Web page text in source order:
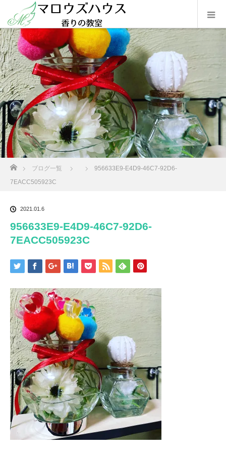
ブログ一覧
956633E9-E4D9-46C7-92D6-
7EACC505923C
2021.01.6
956633E9-E4D9-46C7-92D6-
7EACC505923C